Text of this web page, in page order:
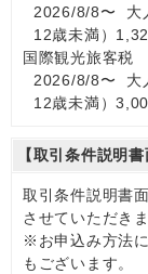
2026/8/8〜 大
12歳未満）
国際観光旅客税
2026/8/8〜 大
12歳未満）
【取引条件説明
取引条件説明書
させていただきま
※お申込み方法
もございます。